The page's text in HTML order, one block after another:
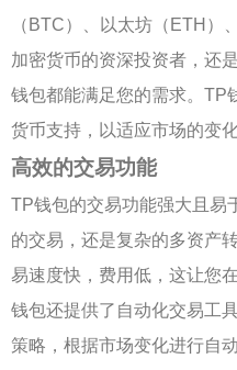
（BTC）、以太坊（ETH）
加密货币的资深投资者，还
钱包都能满足您的需求。TP
货币支持，以适应市场的变
高效的交易功能
TP钱包的交易功能强大且易
的交易，还是复杂的多资产
易速度快，费用低，这让您
钱包还提供了自动化交易工
策略，根据市场变化进行自动